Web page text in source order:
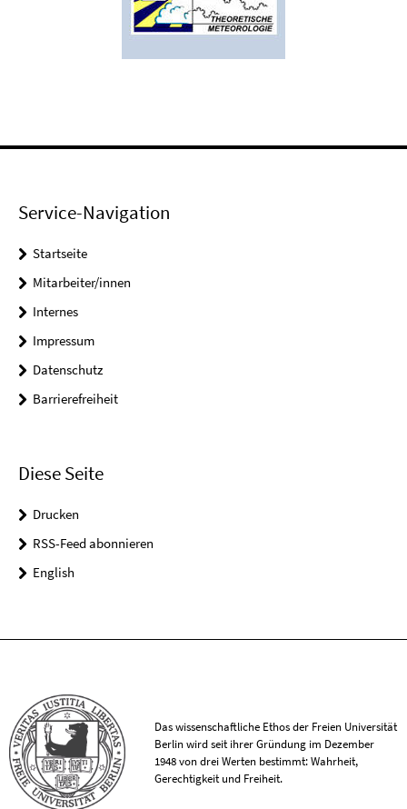
Service-Navigation
Startseite
Mitarbeiter/innen
Internes
Impressum
Datenschutz
Barrierefreiheit
Diese Seite
Drucken
RSS-Feed abonnieren
English
Das wissenschaftliche Ethos der Freien Universität
Berlin wird seit ihrer Gründung im Dezember
1948 von drei Werten bestimmt: Wahrheit,
Gerechtigkeit und Freiheit.